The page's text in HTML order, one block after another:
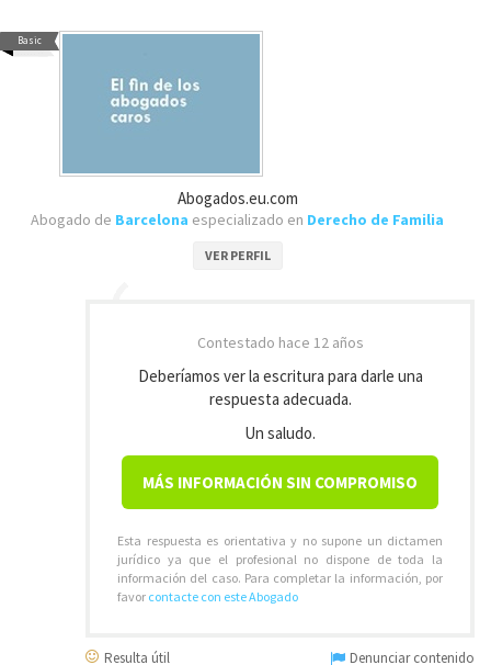
Basic
Abogados.eu.com
Abogado de Barcelona especializado en Derecho de Familia
VER PERFIL
Contestado hace 12 años
Deberíamos ver la escritura para darle una
respuesta adecuada.
Un saludo.
MÁS INFORMACIÓN SIN COMPROMISO
Esta respuesta es orientativa y no supone un dictamen
jurídico ya que el profesional no dispone de toda la
información del caso. Para completar la información, por
favor contacte con este Abogado
Resulta útil Denunciar contenido